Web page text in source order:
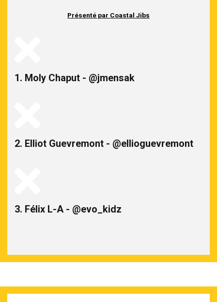
Présenté par Coastal Jibs
1. Moly Chaput - @jmensak
2. Elliot Guevremont - @ellioguevremont
3. Félix L-A - @evo_kidz